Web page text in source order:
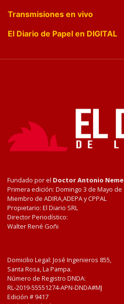
Transmisiones en vivo
El Diario de Papel en DIGITAL
Fundado por el Doctor Antonio
Primera edición: Domingo 3 de Mayo de
Miembro de ADIRA,ADEPA y CPPAL
Propietario: El Diario SRL
Director Periodístico:
Walter René Goñi
Domicilio Legal: José Ingenieros 855,
Santa Rosa, La Pampa.
Número de Registro DNDA:
RL-2019-55551274-APN-DNDA#MJ
Edición # 9417